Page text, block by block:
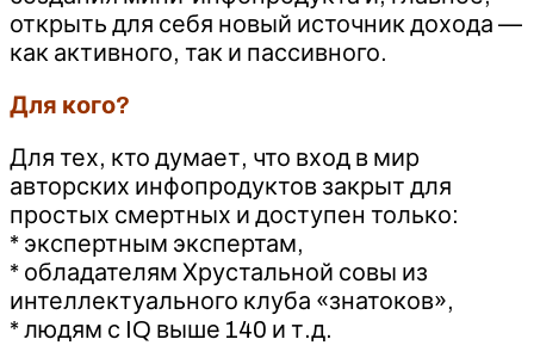
открыть для себя новый источник дохода —
как активного, так и пассивного.
Для кого?
Для тех, кто думает, что вход в мир
авторских инфопродуктов закрыт для
простых смертных и доступен только:
* экспертным экспертам,
* обладателям Хрустальной совы из
интеллектуального клуба «знатоков»,
* людям с IQ выше 140 и т.д.